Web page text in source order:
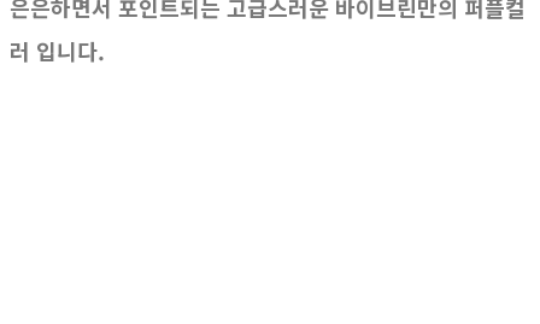
은은하면서 포인트되는 고급스러운 바이브린만의 퍼플컬
러 입니다.